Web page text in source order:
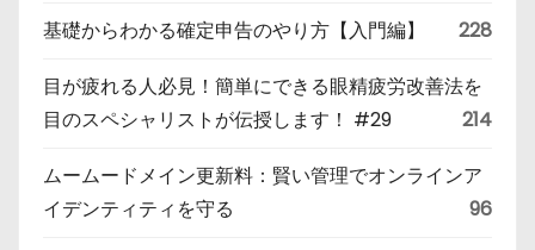
基礎からわかる確定申告のやり方【入門編】 228
目が疲れる人必見！簡単にできる眼精疲労改善法を
目のスペシャリストが伝授します！ #29
214
ムームードメイン更新料：賢い管理でオンラインア
イデンティティを守る
96